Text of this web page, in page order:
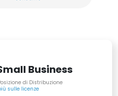
Business
di Distribuzione
sulle licenze